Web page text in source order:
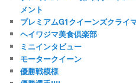
メント
プレミアムG1クイーンズクライ
ヘイワジマ美食倶楽部
ミニインタビュー
モータークイーン
優勝戦模様